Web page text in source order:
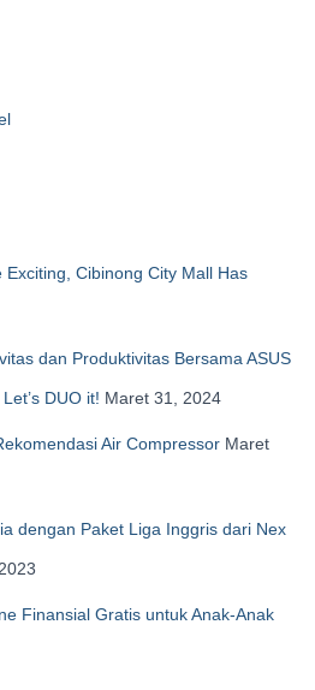
Cibinong City Mall Has
dan Produktivitas Bersama ASUS
DUO it! Maret 31, 2024
Air Compressor Maret
dengan Paket Liga Inggris dari Nex
Finansial Gratis untuk Anak-Anak